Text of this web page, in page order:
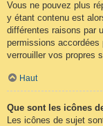
Vous ne pouvez plus
y étant contenu est
différentes raisons par
permissions accordées
verrouiller vos propres
Haut
Que sont les icônes
Les icônes de sujet